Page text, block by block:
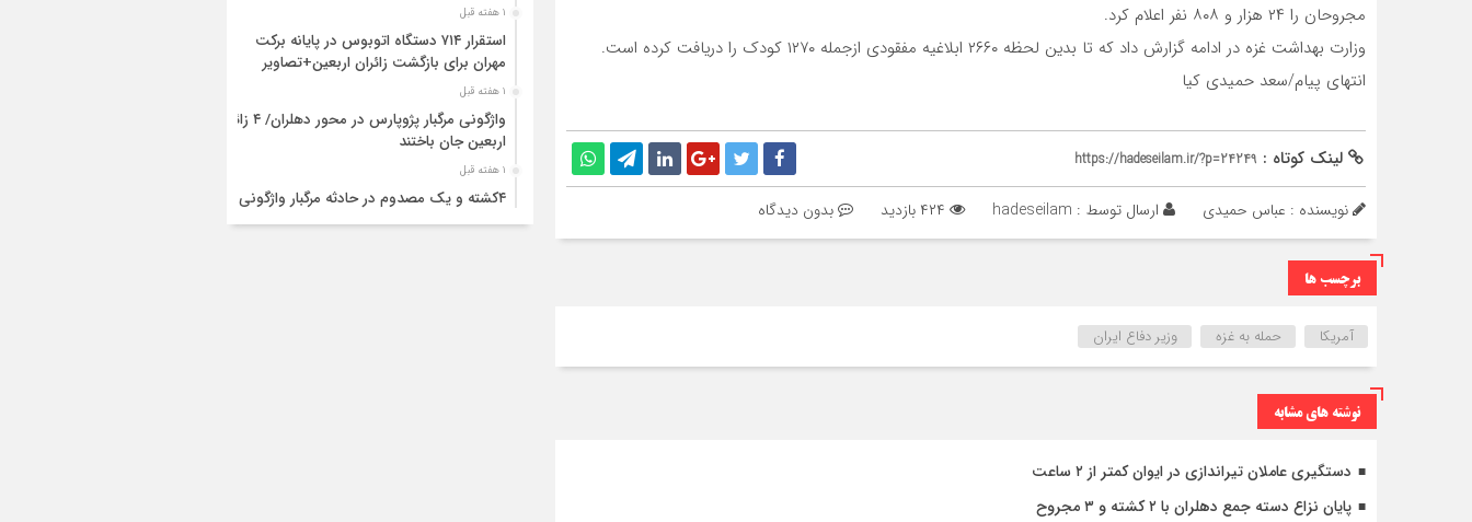
مجروحان را ۲۴ هزار و ۸۰۸ نفر اعلام کرد.
وزارت بهداشت غزه در ادامه گزارش داد که تا بدین لحظه ۲۶۶۰ ابلاغیه مفقودی ازجمله ۱۲۷۰ کودک را دریافت کرده است.
انتهای پیام/سعد حمیدی کیا
لینک کوتاه : https://hadeseilam.ir/?p=24249
نویسنده : عباس حمیدی ارسال توسط : hadeseilam بدون دیدگاه
برچسب ها
آمریکا حمله به غزه وزیر دفاع ایران
نوشته های مشابه
دستگیری عاملان تیراندازی در ایوان کمتر از ۲ ساعت
پایان نزاع دسته جمع دهلران با ۲ کشته و ۳ مجروح
۱ هفته قبل
استقرار ۷۱۴ دستگاه اتوبوس در پایانه برکت
مهران برای بازگشت زائران اربعین+تصاویر
۱ هفته قبل
واژگونی مرگبار پژوپارس در محور دهلران/ ۴ زائر
اربعین جان باختند
۱ هفته قبل
۴کشته و یک مصدوم در حادثه مرگبار واژگونی
خودرو پژو پارس در دهلران